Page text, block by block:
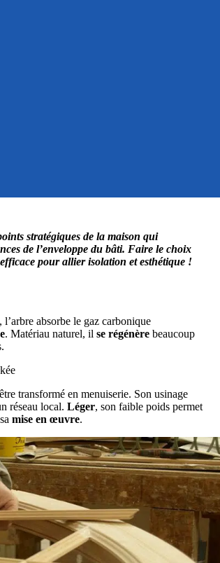
stratégiques de la maison qui
de l’enveloppe du bâti. Faire le choix
pour allier isolation et esthétique !
l’arbre absorbe le gaz carbonique
. Matériau naturel, il se régénère beaucoup
transformé en menuiserie. Son usinage
réseau local. Léger, son faible poids permet
mise en œuvre.